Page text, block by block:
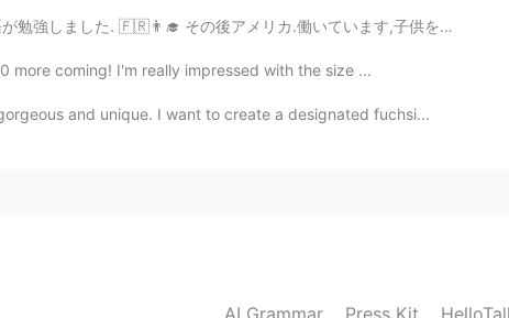
本に戻ったりしてるこ とを生徒に勘違いさせちゃった
、いいえ、カナダに住んでま
後アメリカ.働いています,子供を育てています..🇺🇸👨‍💼👨‍👧‍👦 次:世界中を旅行!! 🌏🛫 🇯🇵🇰🇷🇸🇬🇭...
more coming! I'm really impressed with the size ...
and unique. I want to create a designated fuchsi...
AI Grammar Press Kit